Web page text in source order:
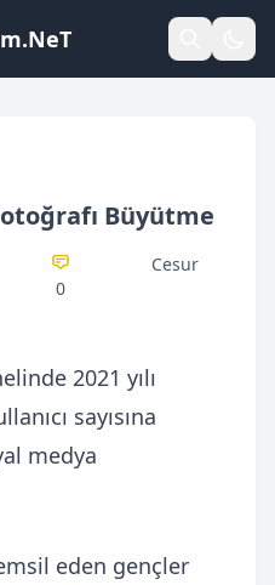
Büyütme
0
Cesur
2021 yılı
sayısına
medya
eden gençler